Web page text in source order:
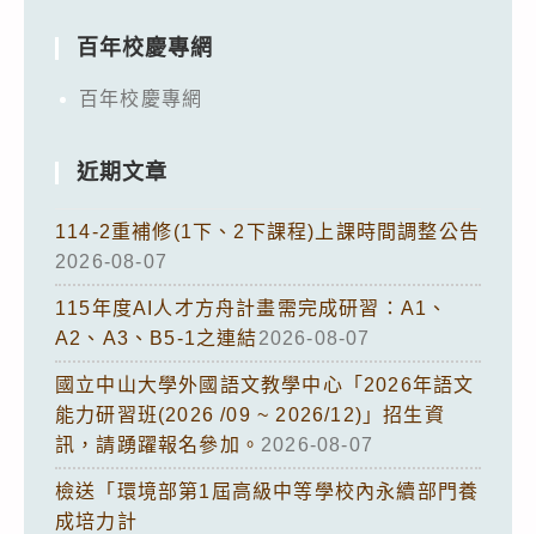
百年校慶專網
百年校慶專網
近期文章
114-2重補修(1下、2下課程)上課時間調整公告
2026-08-07
115年度AI人才方舟計畫需完成研習：A1、
A2、A3、B5-1之連結2026-08-07
國立中山大學外國語文教學中心「2026年語文
能力研習班(2026 /09 ~ 2026/12)」招生資
訊，請踴躍報名參加。 2026-08-07
檢送「環境部第1屆高級中等學校內永續部門養
成培力計